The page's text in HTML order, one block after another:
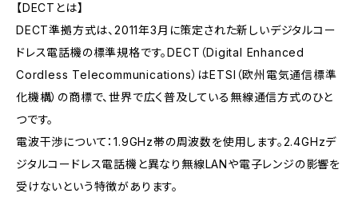
【DECTとは】
DECT準拠方式は、2011年3月に策定された新しいデジタルコー
ドレス電話機の標準規格です。DECT（Digital Enhanced
Cordless Telecommunications）はETSI（欧州電気通信標準
化機構）の商標で、世界で広く普及している無線通信方式のひと
つです。
電波干渉について：1.9GHz帯の周波数を使用します。2.4GHzデ
ジタルコードレス電話機と異なり無線LANや電子レンジの影響を
受けないという特徴があります。